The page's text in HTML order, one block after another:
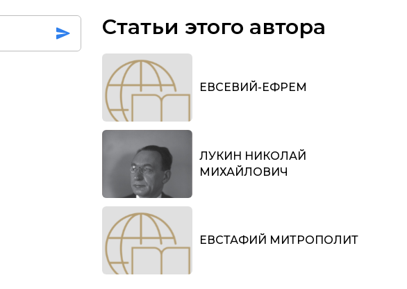
Статьи этого автора
ЕВСЕВИЙ-ЕФРЕМ
ЛУКИН НИКОЛАЙ
МИХАЙЛОВИЧ
ЕВСТАФИЙ МИТРОПОЛИТ